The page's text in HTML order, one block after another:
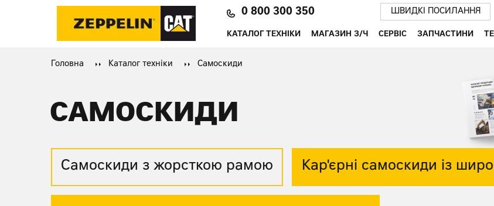
0 800 300 350
КАТАЛОГ ТЕХНІКИ МАГАЗИН З/Ч СЕРВІС ЗАПЧАСТИНИ
ШВИДКІ ПОСИЛАННЯ
Головна Каталог техніки Самоскиди
САМОСКИДИ
Самоскиди з жорсткою рамою Кар'єрні самоскиди із